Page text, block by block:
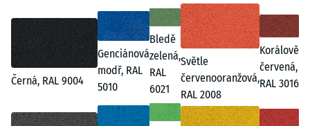
Černá, RAL 9004
Genciánová
modř, RAL
5010
Bledě
zelená,
RAL
6021
Světle
červenooranžová,
RAL 2008
Korálově
červená,
RAL 3016